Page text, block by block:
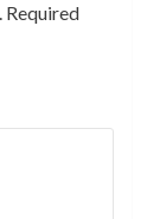
Required